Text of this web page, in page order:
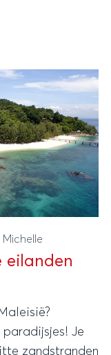
Michelle
eilanden
Je
zandstranden